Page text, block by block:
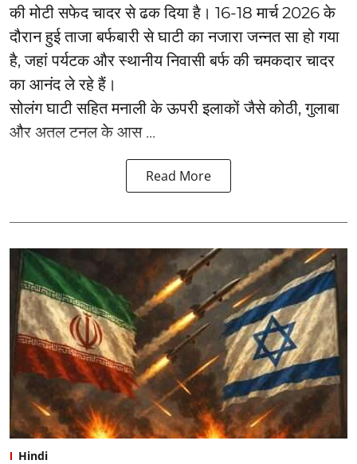
की मोटी सफेद चादर से ढक दिया है। 16-18 मार्च 2026 के
दौरान हुई ताजा बर्फबारी से घाटी का नजारा जन्नत सा हो गया
है, जहां पर्यटक और स्थानीय निवासी बर्फ की चमकदार चादर
का आनंद ले रहे हैं।
सोलंग घाटी सहित मनाली के ऊपरी इलाकों जैसे कोठी, गुलाबा
और अतल टनल के आस ...
Read More
Hindi